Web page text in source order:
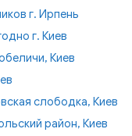
г. Ирпень
г. Киев
Киев
слободка, Киев
район, Киев